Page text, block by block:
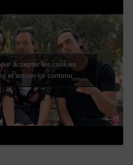
accepter les cookies
et activer ce contenu